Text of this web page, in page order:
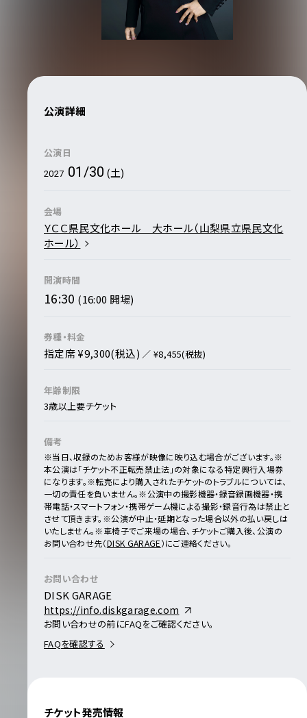
公演詳細
公演日
2027 01/30 (土)
会場
ＹＣＣ県民文化ホール 大ホール（山梨県立県民文化
ホール）
開演時間
16:30 (16:00 開場)
券種・料金
指定席 ¥9,300(税込) ／ ¥8,455(税抜)
年齢制限
3歳以上要チケット
備考
※当⽇、収録のためお客様が映像に映り込む場合がございます。※
本公演は「チケット不正転売禁止法」の対象になる特定興行入場券
になります。※転売により購入されたチケットのトラブルについては、
一切の責任を負いません。※公演中の撮影機器・録⾳録画機器・携
帯電話・スマートフォン・携帯ゲーム機による撮影・録⾳⾏為は禁⽌と
させて頂きます。 ※公演が中止・延期となった場合以外の払い戻しは
いたしません。※⾞椅⼦でご来場の場合、チケットご購入後、公演の
お問い合わせ先（DISK GARAGE）にご連絡ください。
お問い合わせ
DISK GARAGE
https://info.diskgarage.com
お問い合わせの前にFAQをご確認ください。
FAQを確認する
チケット発売情報